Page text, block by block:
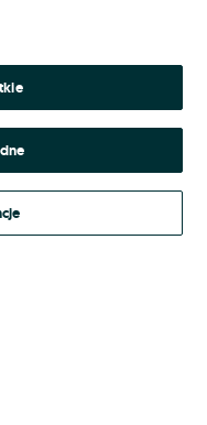
wskazanych powyżej,
aktualnym brzmieniu.